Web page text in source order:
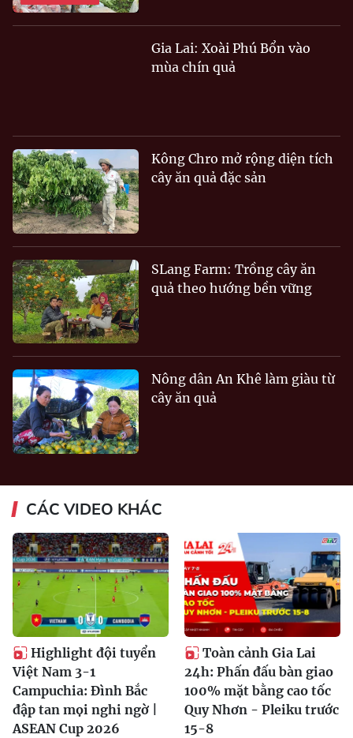
Gia Lai: Xoài Phú Bổn vào
mùa chín quả
Kông Chro mở rộng diện tích
cây ăn quả đặc sản
SLang Farm: Trồng cây ăn
quả theo hướng bền vững
Nông dân An Khê làm giàu từ
cây ăn quả
CÁC VIDEO KHÁC
Highlight đội tuyển
Việt Nam 3-1
Campuchia: Đình Bắc
đập tan mọi nghi ngờ |
ASEAN Cup 2026
Toàn cảnh Gia Lai
24h: Phấn đấu bàn giao
100% mặt bằng cao tốc
Quy Nhơn - Pleiku trước
15-8